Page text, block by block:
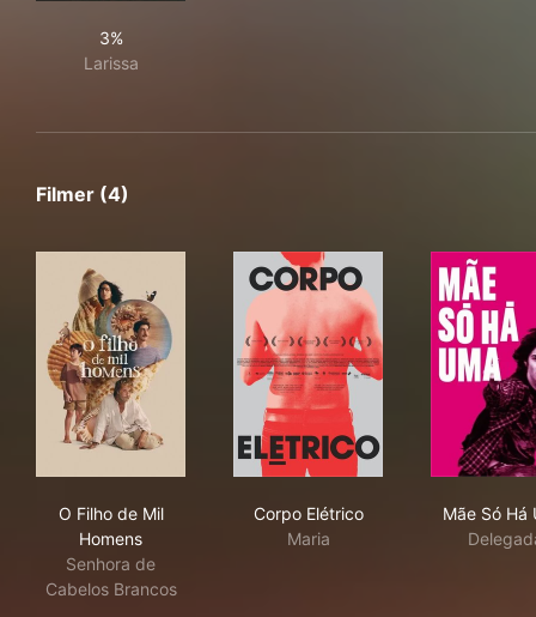
3%
Larissa
Filmer (4)
O Filho de Mil
Homens
Senhora de
Cabelos Brancos
Corpo Elétrico
Maria
Mãe Só Há